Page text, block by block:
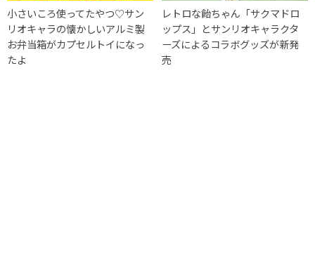
小さいころ使ってたやつ♡サン
リオキャラの懐かしいアルミ製
お弁当箱がカプセルトイになっ
たよ
レトロな飴ちゃん「サクマドロ
ップス」とサンリオキャラクタ
ーズによるコラボグッズが新発
売